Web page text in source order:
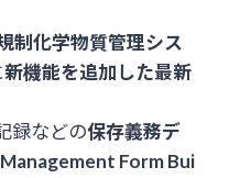
制化学物質管理シス
新機能を追加した最新
録などの保存義務デ
Form Bui